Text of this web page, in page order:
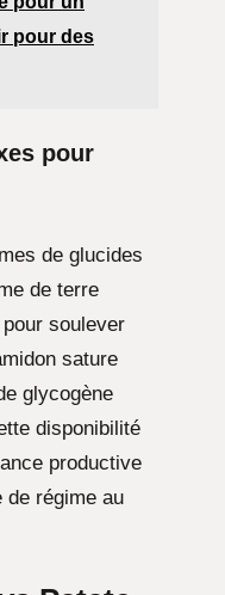
pour des
pour
de glucides
de terre
soulever
sature
glycogène
disponibilité
productive
de régime au